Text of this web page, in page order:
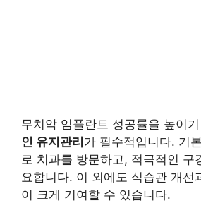
무치악 임플란트 성공률을 높이
인 유지관리 가 필수적입니다. 기
로 치과를 방문하고, 적극적인 구
요합니다. 이 외에도 식습관 개선
이 크게 기여할 수 있습니다.